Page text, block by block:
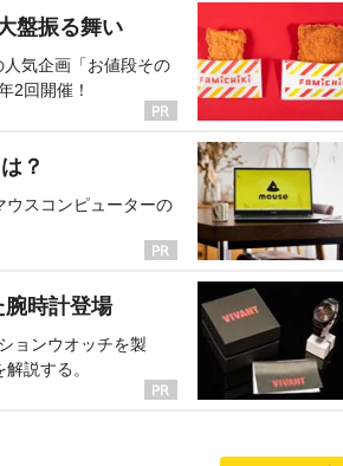
盤振る舞い
気企画「お値段その
2回開催！
？
ウスコンピューターの
腕時計登場
ョンウオッチを製
説する。